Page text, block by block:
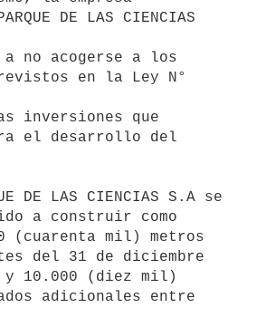
DE LAS CIENCIAS
a no acogerse a los
en la Ley N°
inversiones que
el desarrollo del
DE LAS CIENCIAS S.A se
a construir como
(cuarenta mil) metros
del 31 de diciembre
y 10.000 (diez mil)
adicionales entre